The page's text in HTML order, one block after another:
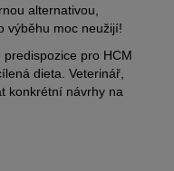
alternativou,
výběhu moc neužijí!
pro HCM
dieta. Veterinář,
konkrétní návrhy na